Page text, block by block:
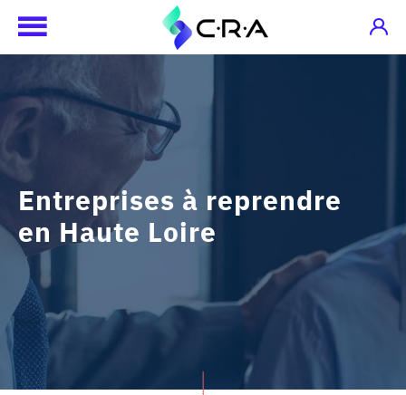
Entreprises à reprendre
en Haute Loire